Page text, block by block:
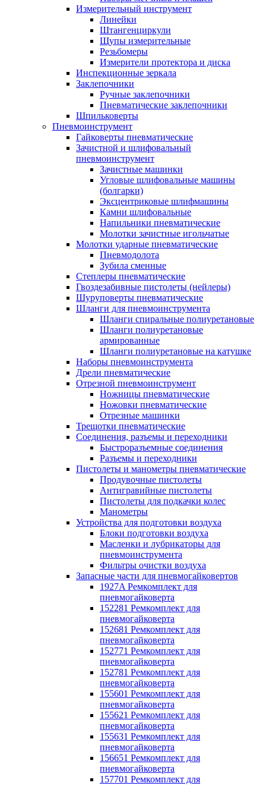
Измерительный инструмент
Линейки
Штангенциркули
Щупы измерительные
Резьбомеры
Измерители протектора и диска
Инспекционные зеркала
Заклепочники
Ручные заклепочники
Пневматические заклепочники
Шпильковерты
Пневмоинструмент
Гайковерты пневматические
Зачистной и шлифовальный
пневмоинструмент
Зачистные машинки
Угловые шлифовальные машины
(болгарки)
Эксцентриковые шлифмашины
Камни шлифовальные
Напильники пневматические
Молотки зачистные игольчатые
Молотки ударные пневматические
Пневмодолота
Зубила сменные
Степлеры пневматические
Гвоздезабивные пистолеты (нейлеры)
Шуруповерты пневматические
Шланги для пневмоинструмента
Шланги спиральные полиуретановые
Шланги полиуретановые
армированные
Шланги полиуретановые на катушке
Наборы пневмоинструмента
Дрели пневматические
Отрезной пневмоинструмент
Ножницы пневматические
Ножовки пневматические
Отрезные машинки
Трещотки пневматические
Соединения, разъемы и переходники
Быстроразъемные соединения
Разъемы и переходники
Пистолеты и манометры пневматические
Продувочные пистолеты
Антигравийные пистолеты
Пистолеты для подкачки колес
Манометры
Устройства для подготовки воздуха
Блоки подготовки воздуха
Масленки и лубрикаторы для
пневмоинструмента
Фильтры очистки воздуха
Запасные части для пневмогайковертов
1927A Ремкомплект для
пневмогайковерта
152281 Ремкомплект для
пневмогайковерта
152681 Ремкомплект для
пневмогайковерта
152771 Ремкомплект для
пневмогайковерта
152781 Ремкомплект для
пневмогайковерта
155601 Ремкомплект для
пневмогайковерта
155621 Ремкомплект для
пневмогайковерта
155631 Ремкомплект для
пневмогайковерта
156651 Ремкомплект для
пневмогайковерта
157701 Ремкомплект для